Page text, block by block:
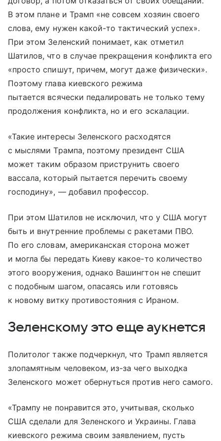
В этом плане и Трамп «не совсем хозяин своего
слова, ему нужен какой-то тактический успех».
При этом Зеленский понимает, как отметил
Шатилов, что в случае прекращения конфликта его
«просто спишут, причем, могут даже физически».
Поэтому глава киевского режима
пытается всячески педалировать не только тему
продолжения конфликта, но и его эскалации.
«Такие интересы Зеленского расходятся
с мыслями Трампа, поэтому президент США
может таким образом приструнить своего
вассала, который пытается перечить своему
господину», — добавил профессор.
При этом Шатилов не исключил, что у США могут
быть и внутренние проблемы с ракетами ПВО.
По его словам, американская сторона может
и могла бы передать Киеву какое-то количество
этого вооружения, однако Вашингтон не спешит
с подобным шагом, опасаясь или готовясь
к новому витку противостояния с Ираном.
Зеленскому это еще аукнется
Политолог также подчеркнул, что Трамп является
злопамятным человеком, из-за чего выходка
Зеленского может обернуться против него самого.
«Трампу не понравится это, учитывая, сколько
США сделали для Зеленского и Украины. Глава
киевского режима своим заявлением, пусть